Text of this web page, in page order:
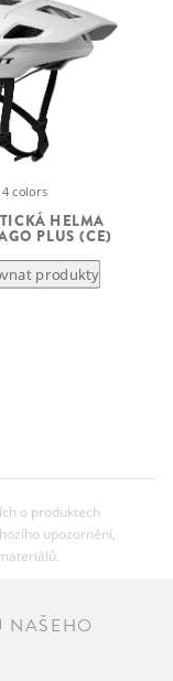
4 colors
HELMA
PLUS (CE)
produkty
o produktech
upozornění,
NAŠEHO